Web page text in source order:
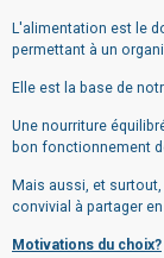
L'alimentation est le
permettant à un
Elle est la base de
Une nourriture
bon fonctionnement
Mais aussi, et
convivial à partager
Motivations du choix?